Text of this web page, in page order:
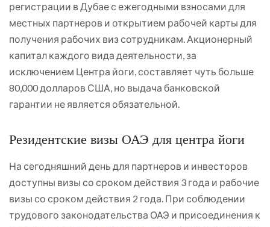
регистрации в Дубае с ежегодными взносами для
местных партнеров и открытием рабочей карты для
получения рабочих виз сотрудникам. Акционерный
капитал каждого вида деятельности, за
исключением Центра йоги, составляет чуть больше
80,000 долларов США, но выдача банковской
гарантии не является обязательной.
Резидентские визы ОАЭ для центра йоги
На сегодняшний день для партнеров и инвесторов
доступны визы со сроком действия 3 года и рабочие
визы со сроком действия 2 года. При соблюдении
трудового законодательства ОАЭ и присоединения к